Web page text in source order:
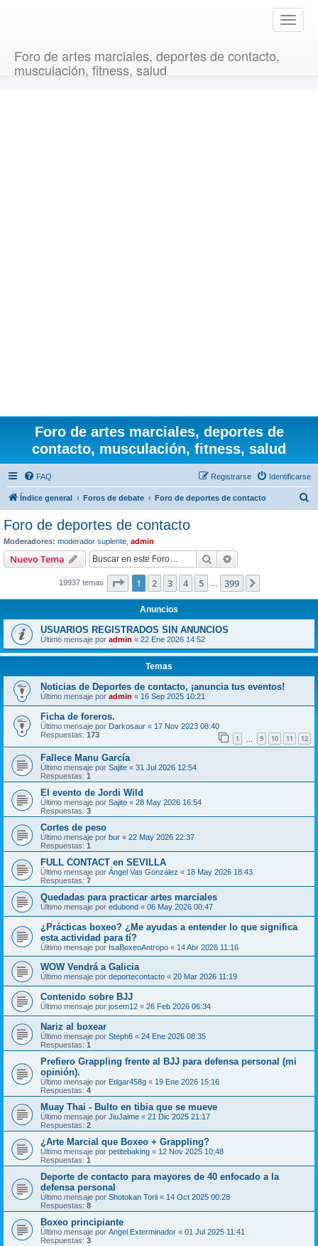
T
o
Foro de artes marciales, deportes de contacto,
musculación, fitness, salud
Foro de artes marciales, deportes de
contacto, musculación, fitness, salud
FAQ Identificarse
Registrarse
Índice general Foros de debate Foro de deportes de contacto
Foro de deportes de contacto
Moderadores: moderador suplente admin
Nuevo Tema Buscar
19937 temas Página de 399
1 2 3 4 5 399
Anuncios
USUARIOS REGISTRADOS SIN ANUNCIOS
Último mensaje por admin « 22 Ene 2026 14:52
Temas
Noticias de Deportes de contacto, ¡anuncia tus eventos!
Último mensaje por admin « 16 Sep 2025 10:21
Ficha de foreros.
Último mensaje por Darkosaur « 17 Nov 2023 08:40
Respuestas: 173 1 9 10 11 12
Fallece Manu García
Último mensaje por Sajite « 31 Jul 2026 12:54
Respuestas: 1
El evento de Jordi Wild
Último mensaje por Sajite « 28 May 2026 16:54
Respuestas: 3
Cortes de peso
Último mensaje por bur « 22 May 2026 22:37
Respuestas: 1
FULL CONTACT en SEVILLA
Último mensaje por Ángel Vas González « 18 May 2026 18:43
Respuestas: 7
Quedadas para practicar artes marciales
Último mensaje por edubond « 06 May 2026 00:47
¿Prácticas boxeo? ¿Me ayudas a entender lo que significa
esta actividad para tí?
Último mensaje por IsaBoxeoAntropo « 14 Abr 2026 11:16
WOW Vendrá a Galicia
Último mensaje por deportecontacto « 20 Mar 2026 11:19
Contenido sobre BJJ
Último mensaje por josem12 « 26 Feb 2026 06:34
Nariz al boxear
Último mensaje por Steph6 « 24 Ene 2026 08:35
Respuestas: 1
Prefiero Grappling frente al BJJ para defensa personal (mi
opinión).
Último mensaje por Edgar458g « 19 Ene 2026 15:16
Respuestas: 4
Muay Thai - Bulto en tibia que se mueve
Último mensaje por JiuJaime « 21 Dic 2025 21:17
Respuestas: 2
¿Arte Marcial que Boxeo + Grappling?
Último mensaje por petitebaking « 12 Nov 2025 10:48
Respuestas: 1
Deporte de contacto para mayores de 40 enfocado a la
defensa personal
Último mensaje por Shotokan Torii « 14 Oct 2025 00:28
Respuestas: 8
Boxeo principiante
Último mensaje por Angel Exterminador « 01 Jul 2025 11:41
Respuestas: 3